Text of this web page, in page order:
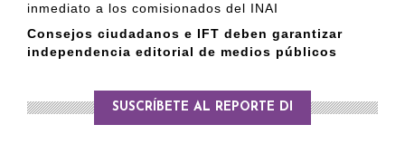
inmediato a los comisionados del INAI
Consejos ciudadanos e IFT deben garantizar
independencia editorial de medios públicos
SUSCRÍBETE AL REPORTE DI